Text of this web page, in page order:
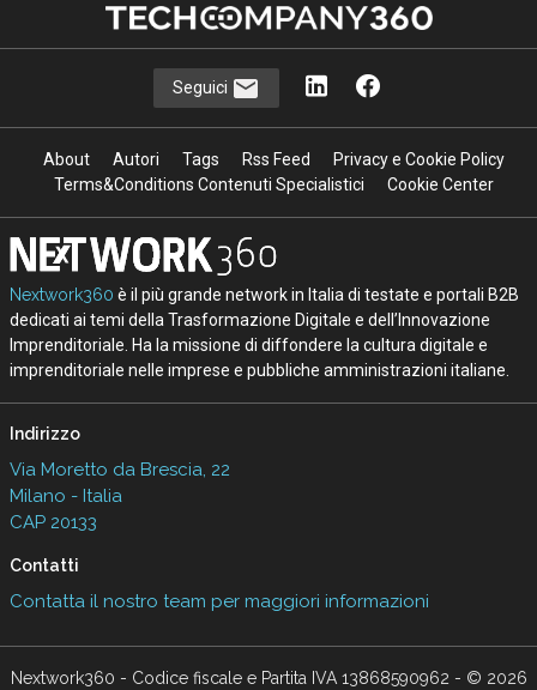
Seguici
About Autori Tags Rss Feed
Privacy e Cookie Policy
Terms&Conditions Contenuti Specialistici
Cookie Center
Nextwork360 è il più grande network in Italia di testate e portali B2B
dedicati ai temi della Trasformazione Digitale e dell’Innovazione
Imprenditoriale. Ha la missione di diffondere la cultura digitale e
imprenditoriale nelle imprese e pubbliche amministrazioni italiane.
Indirizzo
Via Moretto da Brescia, 22
Milano - Italia
CAP 20133
Contatti
Contatta il nostro team per maggiori informazioni
Nextwork360 - Codice fiscale e Partita IVA 13868590962 - © 2026